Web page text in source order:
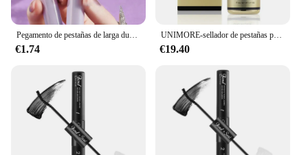
Pegamento de pestañas de larga duración, pegamento para extensión de pestañas DIY, sellador suave de secado rápido, resistente al agua, DIY10 ML
€1.74
UNIMORE-sellador de pestañas profesional de secado rápido, 0.5S, pegamento de extensión de pestañas, resistente al agua, líquido de fijación, superadhesivo
€19.40